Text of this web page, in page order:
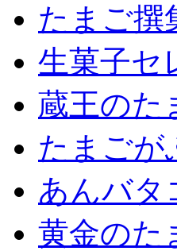
たまご撰
生菓子セ
蔵王のた
たまごが
あんバタ
黄金のた